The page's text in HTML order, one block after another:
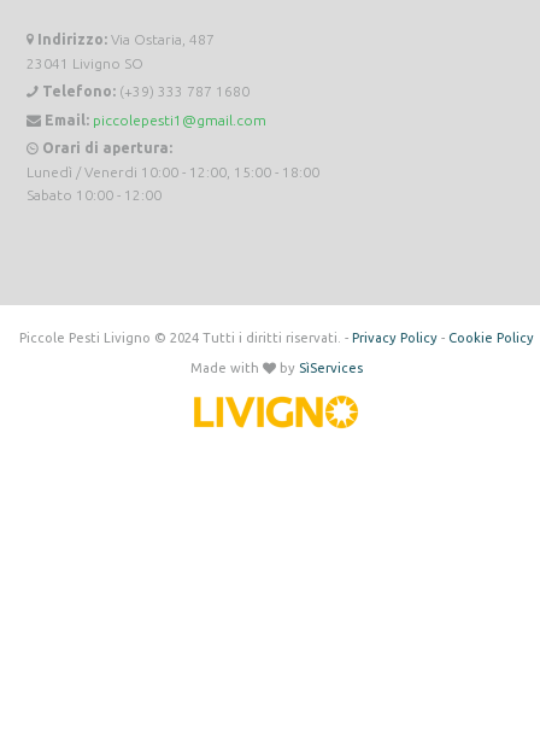
Indirizzo: Via Ostaria, 487
23041 Livigno SO
Telefono: (+39) 333 787 1680
Email: piccolepesti1@gmail.com
Orari di apertura:
Lunedì / Venerdi 10:00 - 12:00, 15:00 - 18:00
Sabato 10:00 - 12:00
Piccole Pesti Livigno © 2024 Tutti i diritti riservati. - Privacy Policy- Cookie Policy
Made with by SìServices